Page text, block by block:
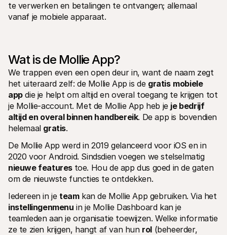
Technische documentatie
Integreer Mollie met kant-en-klare pakketten
Discord community
Word lid van onze developer community Blij
Over Mollie
Prijzen
Bekijk onze tarieven
Over ons
Maak kennis met ons verhaal en
onze waarden
Nieuws
Het laatste nieuws over Mollie
Vacatures
Kom werken bij Mollie. Ontdek de
vacatures!
Contact
Waarom zie je Mollie op je bankafschrift?
Voor Mollie-klanten
Neem contact op met Customer Support
Contact met sales
Ontdek hoe we jouw bedrijf kunnen helpen
te verwerken en betalingen te ontvangen; allemaal
vanaf je mobiele apparaat.
Wat is de Mollie App?
We trappen even een open deur in, want de naam zegt
het uiteraard zelf: de Mollie App is de gratis mobiele
app die je helpt om altijd en overal toegang te krijgen tot
je Mollie-account. Met de Mollie App heb je je bedrijf
altijd en overal binnen handbereik. De app is bovendien
helemaal gratis.
De Mollie App werd in 2019 gelanceerd voor iOS en in
2020 voor Android. Sindsdien voegen we stelselmatig
nieuwe features toe. Hou de app dus goed in de gaten
om de nieuwste functies te ontdekken.
Iedereen in je team
kan de Mollie App gebruiken. Via het
instellingenmenu in je Mollie Dashboard kan je
teamleden aan je organisatie toewijzen. Welke informatie
ze te zien krijgen, hangt af van hun rol (beheerder,